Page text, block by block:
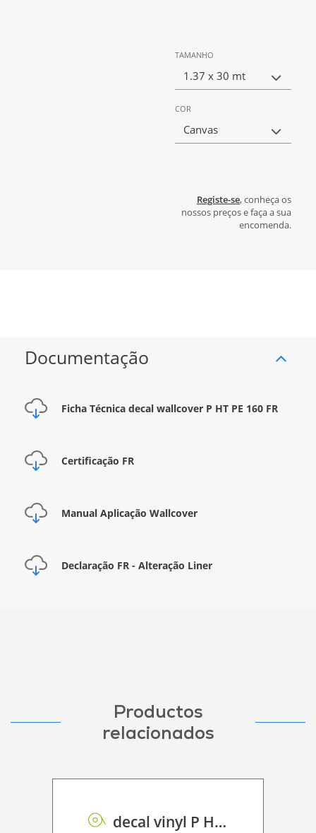
TAMANHO
1.37 x 30 mt
COR
Canvas
Registe-se, conheça os
nossos preços e faça a sua
encomenda.
Documentação
Ficha Técnica decal wallcover P HT PE 160 FR
Certificação FR
Manual Aplicação Wallcover
Declaração FR - Alteração Liner
Productos
relacionados
decal vinyl P HT BF PE 95 BO